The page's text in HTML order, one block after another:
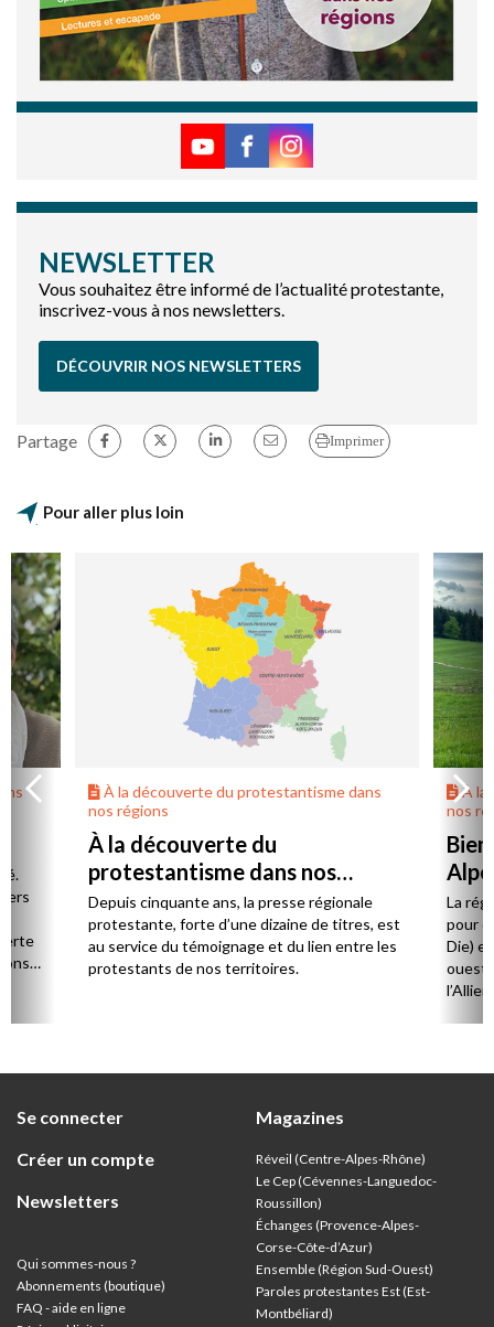
NEWSLETTER
Vous souhaitez être informé de l’actualité protestante,
inscrivez-vous à nos newsletters.
DÉCOUVRIR NOS NEWSLETTERS
Partage Imprimer
Pour aller plus loin
À la découverte du protestantisme dans
nos régions
À la découverte du
protestantisme dans nos
régions
Depuis cinquante ans, la presse régionale
protestante, forte d’une dizaine de titres, est
au service du témoignage et du lien entre les
protestants de nos territoires.
À la
nos
La
pour
Die)
ouest,
Se connecter
Créer un compte
Newsletters
Qui sommes-nous ?
Abonnements (boutique)
FAQ - aide en ligne
Magazines
Réveil (Centre-Alpes-Rhône)
Le Cep (Cévennes-Languedoc-
Roussillon)
Échanges (Provence-Alpes-
Corse-Côte-d’Azur)
Ensemble (Région Sud-Ouest)
Paroles protestantes Est (Est-
Montbéliard)